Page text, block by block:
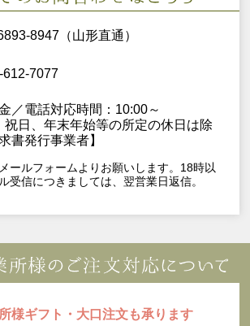
8947（山形直通）
7077
／電話対応時間：10:00～
祝日、年末年始等の所定の休日は除
書発行事業者】
ールフォームよりお願いします。18時以
受信につきましては、翌営業日返信。
様ギフト・大口注文も承ります